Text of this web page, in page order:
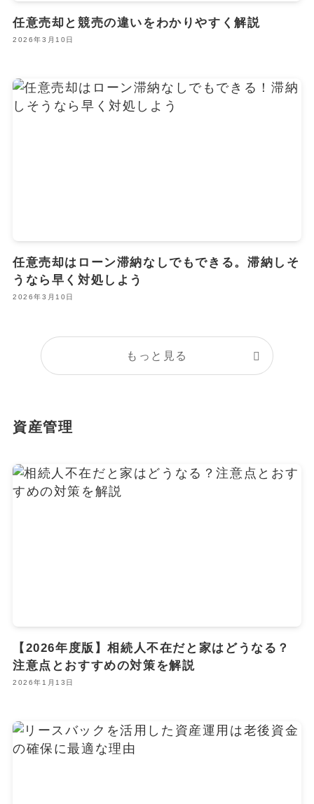
任意売却と競売の違いをわかりやすく解説
2026年3月10日
任意売却はローン滞納なしでもできる。滞納しそ
うなら早く対処しよう
2026年3月10日
もっと見る
資産管理
【2026年度版】相続人不在だと家はどうなる？
注意点とおすすめの対策を解説
2026年1月13日